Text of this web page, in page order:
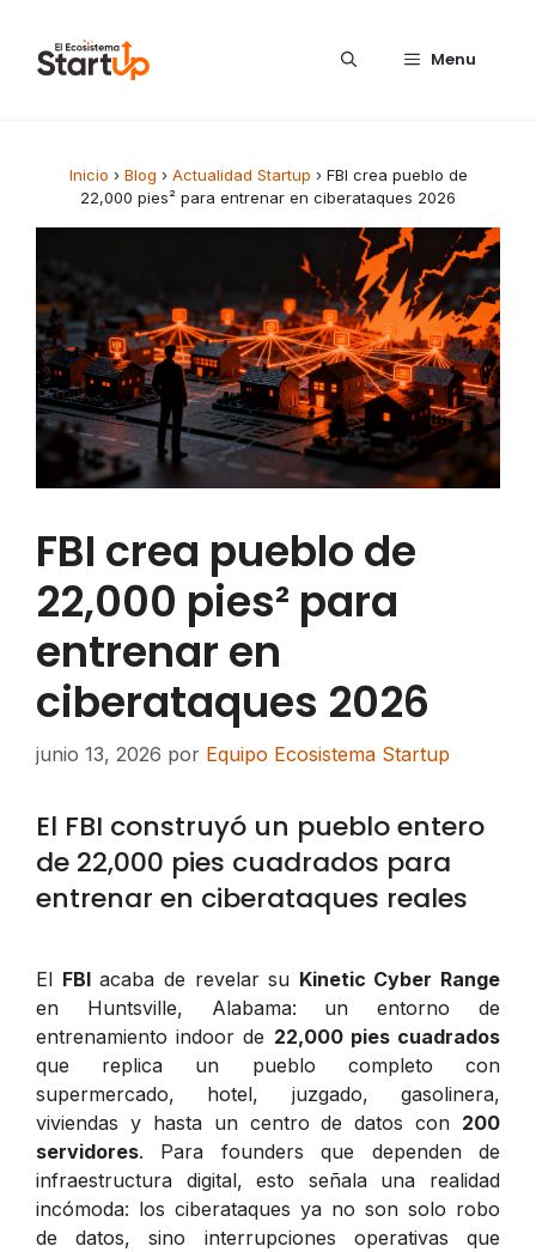
Menu
Inicio › Blog › Actualidad Startup › FBI crea pueblo de
22,000 pies² para entrenar en ciberataques 2026
FBI crea pueblo de
22,000 pies² para
entrenar en
ciberataques 2026
junio 13, 2026 por Equipo Ecosistema Startup
El FBI construyó un pueblo entero
de 22,000 pies cuadrados para
entrenar en ciberataques reales
El FBIacaba de revelar su Kinetic Cyber Range
en Huntsville, Alabama: un entorno de
entrenamiento indoor de 22,000 pies cuadrados
que replica un pueblo completo con
supermercado, hotel, juzgado, gasolinera,
viviendas y hasta un centro de datos con 200
servidores. Para founders que dependen de
infraestructura digital, esto señala una realidad
incómoda: los ciberataques ya no son solo robo
de datos, sino interrupciones operativas que